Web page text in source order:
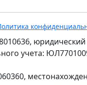
юридический
учета: